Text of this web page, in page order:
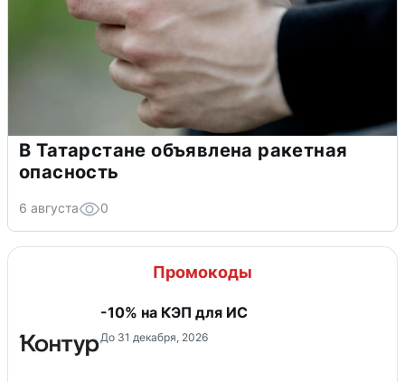
В Татарстане объявлена ракетная
опасность
6 августа 0
Промокоды
-10% на КЭП для ИС
До 31 декабря, 2026